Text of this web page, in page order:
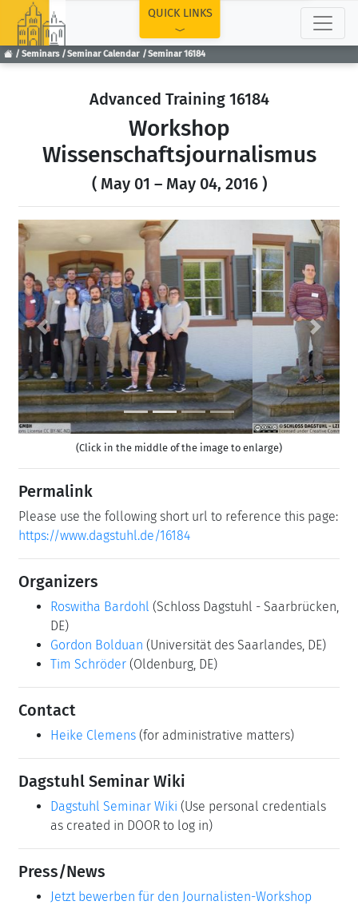
Seminars Seminar Calendar Seminar 16184
QUICK LINKS
Advanced Training 16184
Workshop
Wissenschaftsjournalismus
( May 01 – May 04, 2016 )
Previous Next
(Click in the middle of the image to enlarge)
Permalink
Please use the following short url to reference this page:
https://www.dagstuhl.de/16184
Organizers
Roswitha Bardohl (Schloss Dagstuhl - Saarbrücken,
DE)
Gordon Bolduan (Universität des Saarlandes, DE)
Tim Schröder (Oldenburg, DE)
Contact
Heike Clemens (for administrative matters)
Dagstuhl Seminar Wiki
Dagstuhl Seminar Wiki (Use personal credentials
as created in DOOR to log in)
Press/News
Jetzt bewerben für den Journalisten-Workshop